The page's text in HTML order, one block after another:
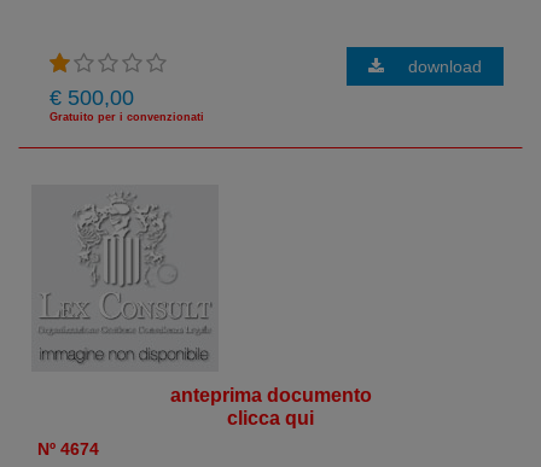
€ 500,00
Gratuito per i convenzionati
download
anteprima documento
clicca qui
Nº 4674